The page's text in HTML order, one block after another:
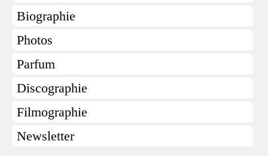
Biographie
Photos
Parfum
Discographie
Filmographie
Newsletter